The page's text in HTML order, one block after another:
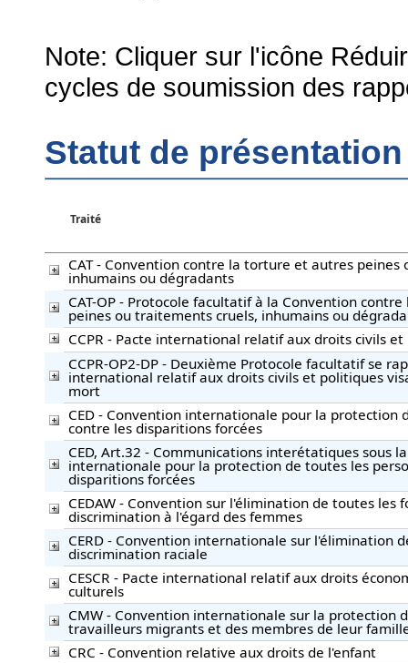
Note: Cliquer sur l'icône
cycles de soumission des
Statut de
Traité
CAT - Convention contre la torture et autres
inhumains ou dégradants
CAT-OP - Protocole facultatif à la Convention
peines ou traitements cruels, inhumains ou
CCPR - Pacte international relatif aux droits civils
CCPR-OP2-DP - Deuxième Protocole facultatif se
international relatif aux droits civils et politiques
mort
CED - Convention internationale pour la protection
contre les disparitions forcées
CED, Art.32 - Communications interétatiques sous
internationale pour la protection de toutes les
disparitions forcées
CEDAW - Convention sur l'élimination de toutes les
discrimination à l'égard des femmes
CERD - Convention internationale sur l'élimination
discrimination raciale
CESCR - Pacte international relatif aux droits
culturels
CMW - Convention internationale sur la protection
travailleurs migrants et des membres de leur
CRC - Convention relative aux droits de l'enfant